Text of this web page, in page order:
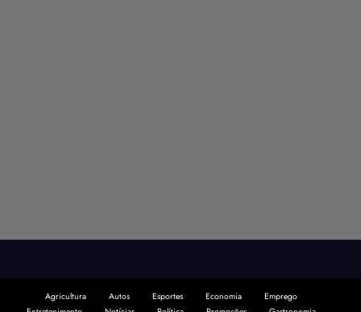
Agricultura Autos Esportes Economia
Emprego